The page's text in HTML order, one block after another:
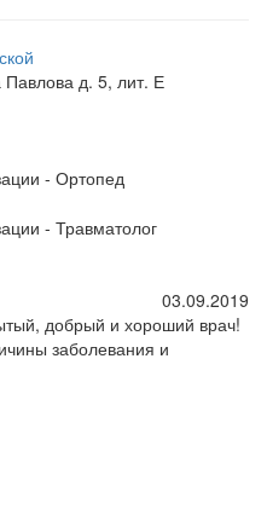
Павлова д. 5, лит. Е
- Ортопед
- Травматолог
03.09.2019
добрый и хороший врач!
заболевания и